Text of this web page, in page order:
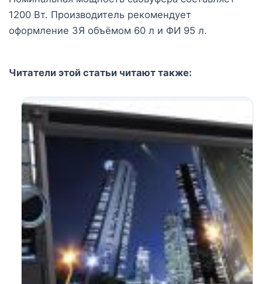
1200 Вт. Производитель рекомендует
оформление ЗЯ объёмом 60 л и ФИ 95 л.
Читатели этой статьи читают также: